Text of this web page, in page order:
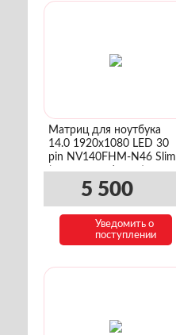
Матриц для ноутбука
14.0 1920x1080 LED 30
pin NV140FHM-N46 Slim
(уши сверху/снизу)
5 500
Уведомить о
поступлении